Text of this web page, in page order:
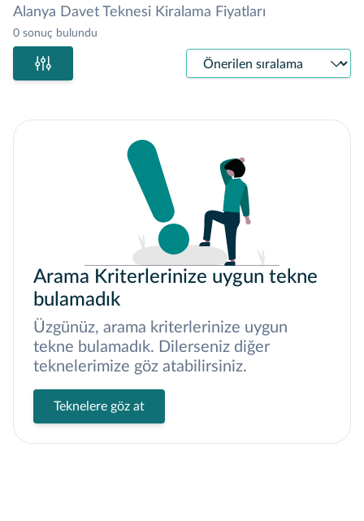
Alanya Davet Teknesi Kiralama Fiyatları
0 sonuç bulundu
Sıralama
Arama Kriterlerinize uygun tekne
bulamadık
Üzgünüz, arama kriterlerinize uygun
tekne bulamadık. Dilerseniz diğer
teknelerimize göz atabilirsiniz.
Teknelere göz at